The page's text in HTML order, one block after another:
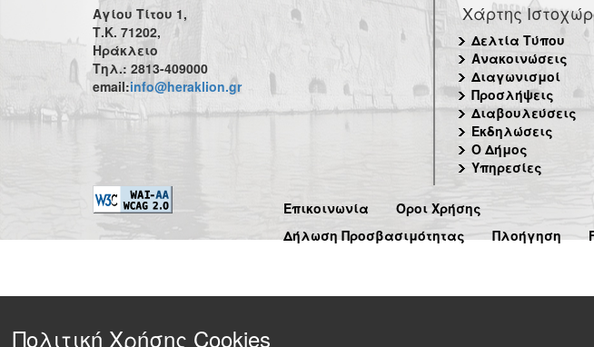
Αγίου Τίτου 1,
Τ.Κ. 71202,
Ηράκλειο
Τηλ.: 2813-409000
email:info@heraklion.gr
Χάρτης
Δελτία Τύπου
Ανακοινώσεις
Διαγωνισμοί
Προσλήψεις
Διαβουλεύσεις
Εκδηλώσεις
Ο Δήμος
Υπηρεσίες
Επικοινωνία
Όροι Χρήσης
Δήλωση Προσβασιμότητας
Πλοήγηση
Πολιτική Χρήσης Cookies